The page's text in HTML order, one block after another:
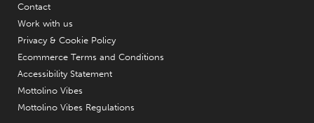
Contact
Work with us
Privacy & Cookie Policy
Ecommerce Terms and Conditions
Accessibility Statement
Mottolino Vibes
Mottolino Vibes Regulations